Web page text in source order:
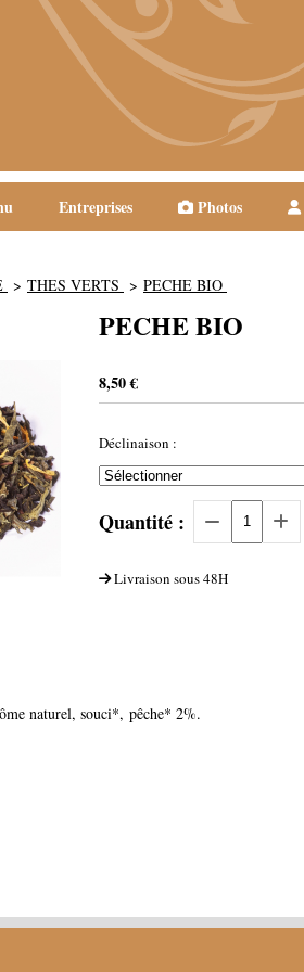
Entreprises Photos
THES VERTS PECHE BIO
PECHE BIO
8,50€
Déclinaison :
Quantité :
Livraison sous 48H
naturel, souci*, pêche* 2%.